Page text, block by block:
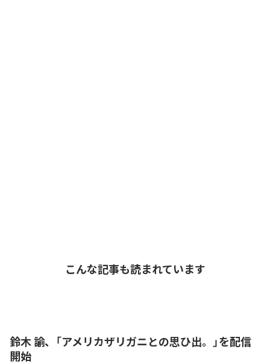
こんな記事も読まれています
鈴木 諭、「アメリカザリガニとの思ひ出。」を配信
開始